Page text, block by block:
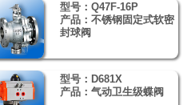
型号：Q47F-16P
产品：不锈钢固定式软密
封球阀
型号：D681X
产品：气动卫生级蝶阀